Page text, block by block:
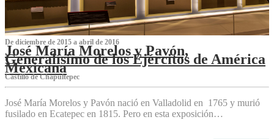
De diciembre de 2015 a abril de 2016
José María Morelos y Pavón,
Generalísimo de los Ejércitos de América
Mexicana
C‌astillo de Chapultepec
José María Morelos y Pavón nació en Valladolid en 1765 y murió
fusilado en Ecatepec en 1815. Pero en esta exposición…